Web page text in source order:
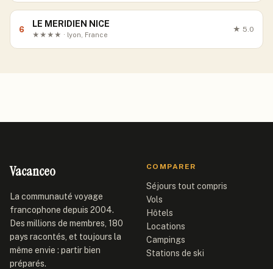
6
LE MERIDIEN NICE
★★★★ · lyon, France
★ 5.0
Vacanceo
La communauté voyage
francophone depuis 2004.
Des millions de membres, 180
pays racontés, et toujours la
même envie : partir bien
préparés.
COMPARER
Séjours tout compris
Vols
Hôtels
Locations
Campings
Stations de ski